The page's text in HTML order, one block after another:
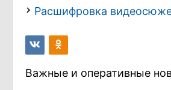
Расшифровка
Важные и оперативные